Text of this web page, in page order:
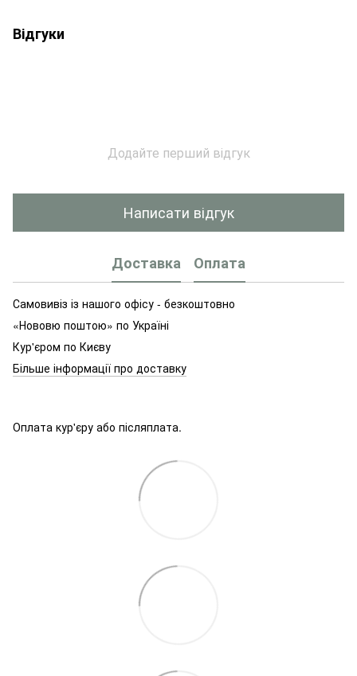
Відгуки
Додайте перший відгук
Написати відгук
Доставка Оплата
Самовивіз із нашого офісу - безкоштовно
«Нововю поштою» по Україні
Кур'єром по Києву
Більше інформації про доставку
Оплата кур'єру або післяплата.